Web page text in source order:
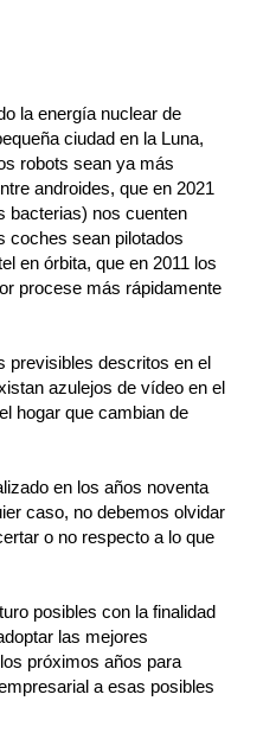
la energía nuclear de
ciudad en la Luna,
robots sean ya más
androides, que en 2021
bacterias) nos cuenten
coches sean pilotados
en órbita, que en 2011 los
procese más rápidamente
previsibles descritos en el
azulejos de vídeo en el
hogar que cambian de
en los años noventa
caso, no debemos olvidar
o no respecto a lo que
posibles con la finalidad
las mejores
próximos años para
a esas posibles